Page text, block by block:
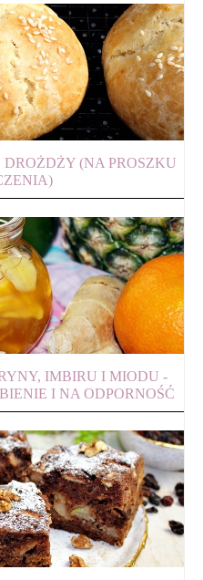
(NA PROSZKU
IMBIRU I MIODU -
I NA ODPORNOŚĆ